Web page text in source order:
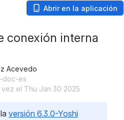
Abrir en la aplicación
conexión interna
Acevedo
doc-es
el Thu Jan 30 2025
versión 6.3.0-Yoshi